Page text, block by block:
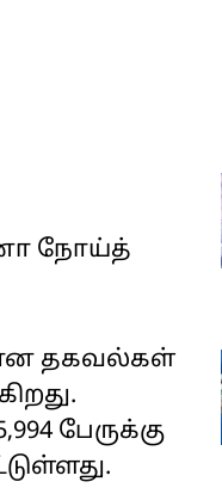
நோய்த்
தகவல்கள்
பேருக்கு